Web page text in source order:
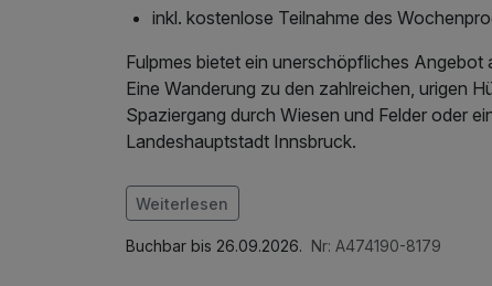
inkl. kostenlose Teilnahme des
Fulpmes bietet ein unerschöpfliches Angebot
Eine Wanderung zu den zahlreichen, urigen Hütten
Spaziergang durch Wiesen und Felder oder
Landeshauptstadt Innsbruck.
Im Angebot enthalten
Saunabenutzung, Saunatuch, Parkplatz,
Internetnutzung
Weiterlesen
Buchbar bis 26.09.2026. Nr: A474190-8179